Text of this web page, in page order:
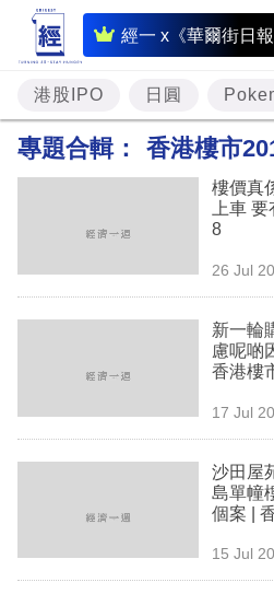
經一 x《華爾街日報
即
時
財
經
資
樓
技
港股IPO 日圓
專題合輯： 香港樓市
樓價真
上車
8
26 Jul
新一輪購買
慮呢啲
香港樓
17 Jul
沙田屋苑
島單幢
個案 |
15 Jul